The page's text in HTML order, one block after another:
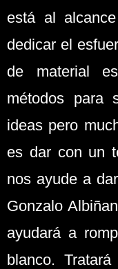
está al
dedicar el
de material
métodos para
ideas pero
es dar con un
nos ayude a
Gonzalo
ayudará a
blanco.